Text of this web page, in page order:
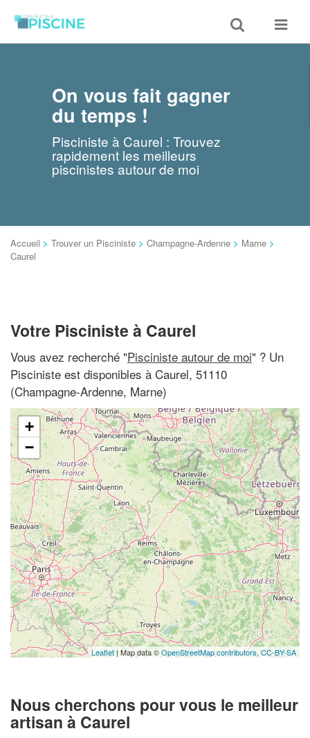
Toggle
search
Toggle
On vous fait gagner
du temps !
Pisciniste à Caurel : Trouvez
rapidement les meilleurs
piscinistes autour de moi
Accueil > Trouver un Pisciniste > Champagne-Ardenne > Marne >
Caurel
Votre Pisciniste à Caurel
Vous avez recherché "Pisciniste autour de moi" ? Un
Pisciniste est disponibles à Caurel, 51110
(Champagne-Ardenne, Marne)
+
−
Leaflet | Map data ©OpenStreetMap contributors, CC-BY-SA
Nous cherchons pour vous le meilleur
artisan à Caurel